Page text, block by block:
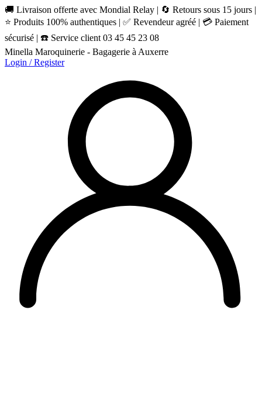
🚚 Livraison offerte avec Mondial Relay | 🔄 Retours sous 15 jours |
⭐ Produits 100% authentiques | ✅ Revendeur agréé | 💳 Paiement
sécurisé | ☎️ Service client 03 45 45 23 08
Minella Maroquinerie - Bagagerie à Auxerre
Login / Register